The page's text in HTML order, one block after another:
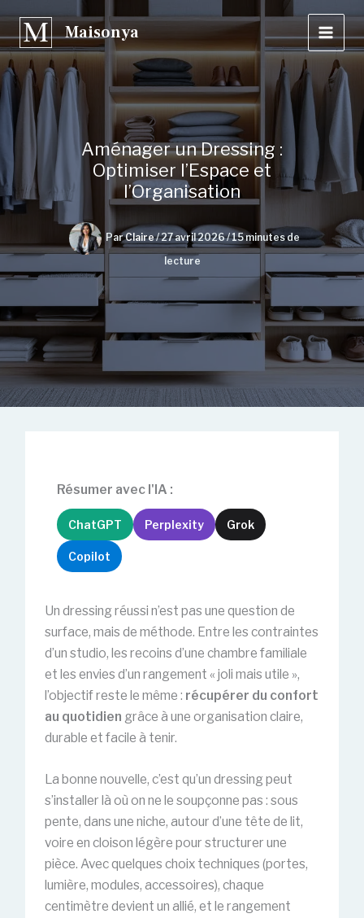
contenu
Maisonya
Aménager un Dressing :
Optimiser l’Espace et
l’Organisation
ParClaire/27 avril 2026/15 minutes de
lecture
Résumer avec l'IA :
ChatGPT Perplexity Grok
Copilot
Un dressing réussi n’est pas une question de
surface, mais de méthode. Entre les contraintes
d’un studio, les recoins d’une chambre familiale
et les envies d’un rangement « joli mais utile »,
l’objectif reste le même : récupérer du confort
au quotidien grâce à une organisation claire,
durable et facile à tenir.
La bonne nouvelle, c’est qu’un dressing peut
s’installer là où on ne le soupçonne pas : sous
pente, dans une niche, autour d’une tête de lit,
voire en cloison légère pour structurer une
pièce. Avec quelques choix techniques (portes,
lumière, modules, accessoires), chaque
centimètre devient un allié, et le rangement